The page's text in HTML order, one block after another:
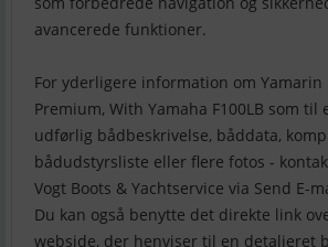
avancerede funktioner.
For yderligere information om Yamarin
Premium, With Yamaha F100LB som til
udførlig bådbeskrivelse, båddata,
bådudstyrsliste eller flere fotos -
Vogt Boots & Yachtservice via Send E-
Du kan også benytte det direkte link
webside, der henviser til en detaljeret